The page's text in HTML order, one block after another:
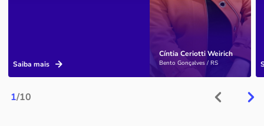
1/10
Cíntia Ceriotti Weirich
Bento Gonçalves / RS
Saiba mais